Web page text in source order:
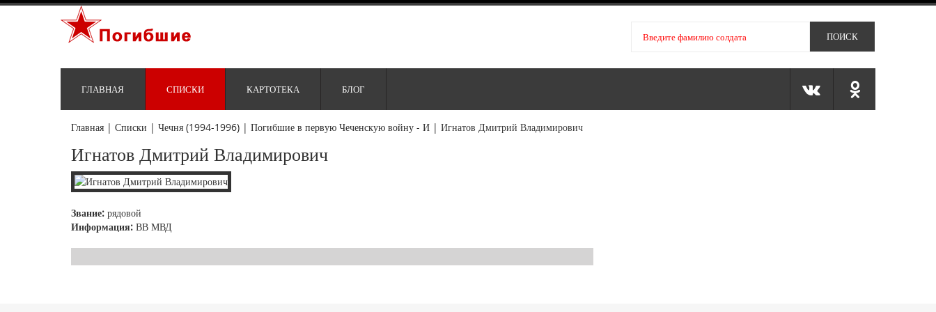
ГЛАВНАЯ СПИСКИ КАРТОТЕКА БЛОГ
Главная | Списки | Чечня (1994-1996) | Погибшие в первую Чеченскую войну - И | Игнатов Дмитрий Владимирович
Игнатов Дмитрий Владимирович
Звание: рядовой
Информация: ВВ МВД